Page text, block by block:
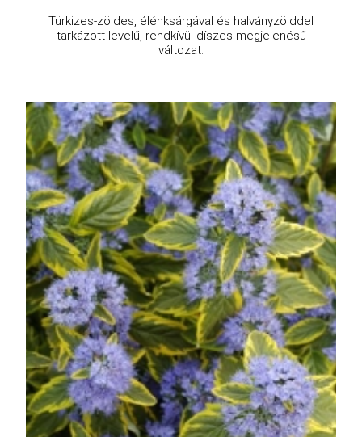
Türkizes-zöldes, élénksárgával és halványzölddel
tarkázott levelű, rendkívül díszes megjelenésű
változat.